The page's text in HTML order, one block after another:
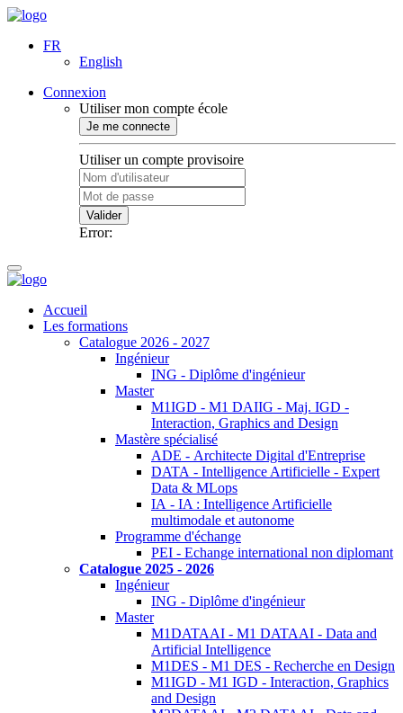
FR
English
Connexion
Utiliser mon compte école
Je me connecte
Utiliser un compte provisoire
Valider
Error:
Accueil
Les formations
Catalogue 2026 - 2027
Ingénieur
ING - Diplôme d'ingénieur
Master
M1IGD - M1 DAIIG - Maj. IGD -
Interaction, Graphics and Design
Mastère spécialisé
ADE - Architecte Digital d'Entreprise
DATA - Intelligence Artificielle - Expert
Data & MLops
IA - IA : Intelligence Artificielle
multimodale et autonome
Programme d'échange
PEI - Echange international non diplomant
Catalogue 2025 - 2026
Ingénieur
ING - Diplôme d'ingénieur
Master
M1DATAAI - M1 DATAAI - Data and
Artificial Intelligence
M1DES - M1 DES - Recherche en Design
M1IGD - M1 IGD - Interaction, Graphics
and Design